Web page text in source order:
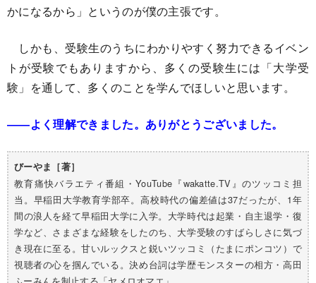
かになるから」というのが僕の主張です。
しかも、受験生のうちにわかりやすく努力できるイベン
トが受験でもありますから、多くの受験生には「大学受
験」を通して、多くのことを学んでほしいと思います。
――よく理解できました。ありがとうございました。
びーやま［著］
教育痛快バラエティ番組・YouTube『wakatte.TV』のツッコミ担
当。早稲田大学教育学部卒。高校時代の偏差値は37だったが、1年
間の浪人を経て早稲田大学に入学。大学時代は起業・自主退学・復
学など、さまざまな経験をしたのち、大学受験のすばらしさに気づ
き現在に至る。甘いルックスと鋭いツッコミ（たまにポンコツ）で
視聴者の心を掴んでいる。決め台詞は学歴モンスターの相方・高田